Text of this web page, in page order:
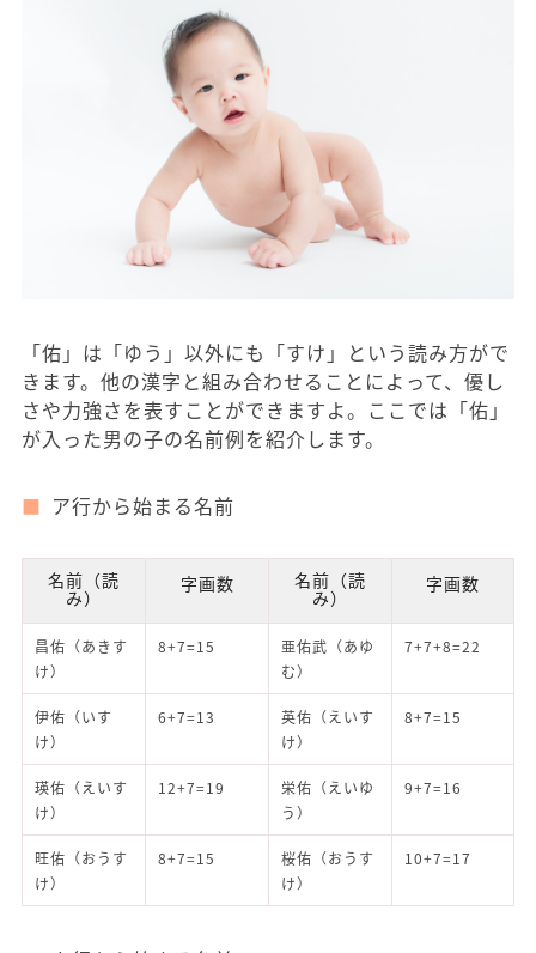
「佑」は「ゆう」以外にも「すけ」という読み方がで
きます。他の漢字と組み合わせることによって、優し
さや力強さを表すことができますよ。ここでは「佑」
が入った男の子の名前例を紹介します。
ア行から始まる名前
名前（読
み）
字画数 名前（読
み）
字画数
昌佑（あきす
け）
8+7=15
亜佑武（あゆ
む）
7+7+8=22
伊佑（いす
け）
6+7=13
英佑（えいす
け）
8+7=15
瑛佑（えいす
け）
12+7=19
栄佑（えいゆ
う）
9+7=16
旺佑（おうす
け）
8+7=15
桜佑（おうす
け）
10+7=17